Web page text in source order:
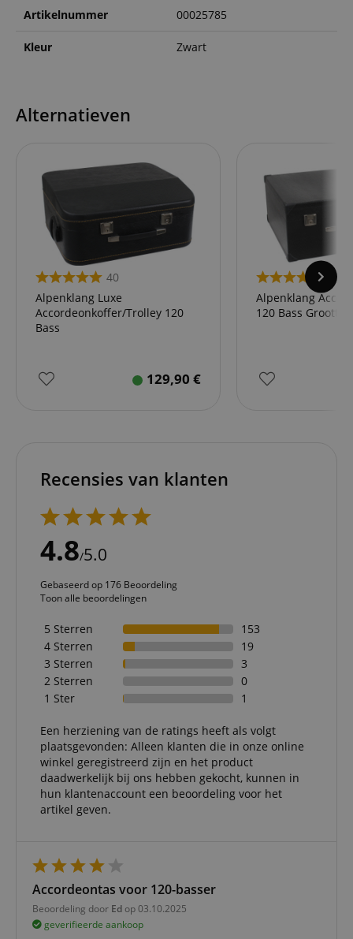
Artikelnummer 00025785
Kleur Zwart
Alternatieven
40
Alpenklang Luxe
Accordeonkoffer/Trolley 120
Bass
129,90 €
27
Alpenklang
120 Bass Grootte I
Recensies van klanten
4.8/5.0
Gebaseerd op 176 Beoordeling
Toon alle beoordelingen
5 Sterren
153
4 Sterren
19
3 Sterren
3
2 Sterren
0
1 Ster
1
Een herziening van de ratings heeft als volgt
plaatsgevonden: Alleen klanten die in onze online
winkel geregistreerd zijn en het product
daadwerkelijk bij ons hebben gekocht, kunnen in
hun klantenaccount een beoordeling voor het
artikel geven.
Accordeontas voor 120-basser
Beoordeling door Ed op 03.10.2025
geverifieerde aankoop